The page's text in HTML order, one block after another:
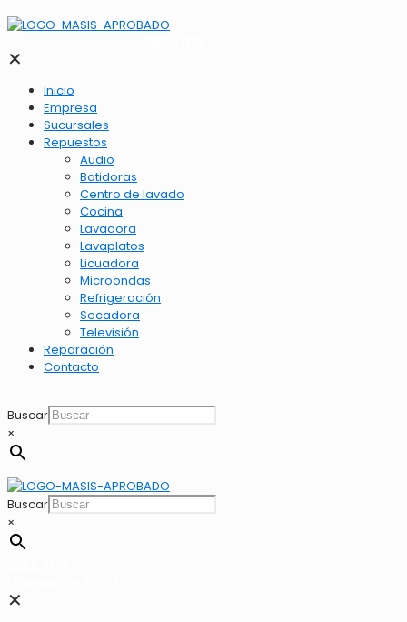
✕
Inicio
Empresa
Sucursales
Repuestos
Audio
Batidoras
Centro de lavado
Cocina
Lavadora
Lavaplatos
Licuadora
Microondas
Refrigeración
Secadora
Televisión
Reparación
Contacto
Buscar
×
Buscar
×
✕